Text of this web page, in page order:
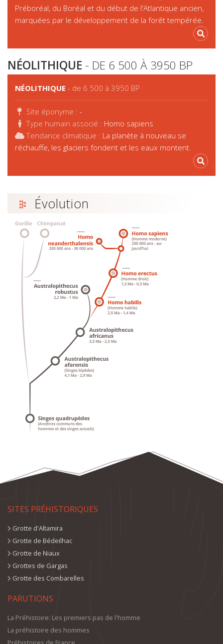
Préboréal, du Boréal et du début de l'Atlantique ancien,
marquées par le développement de la forêt tempérée.
NÉOLITHIQUE - DE 6 500 À 3950 BP
NÉOLITHIQUE - de 6 500 à 3950 BP
Site éponyme : -
Type humain associé : Homo sapiens
Tendance climatique : La planète à nouveau se
réchauffe, les glaciers fondent et les eaux montent.
Évolution
SITES PRÉHISTORIQUES
Grotte d'Altamira
Grotte de Bédeilhac
Grotte de Niaux
Grottes de Gargas
Grotte des Combarelles
PARUTIONS
La Préhistoire: Les premiers pas de l'homme
La préhistoire des hommes